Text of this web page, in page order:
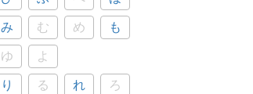
み む め も
ゆ よ
り る れ ろ